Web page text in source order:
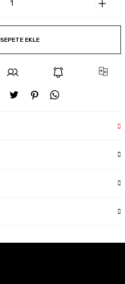
SEPETE EKLE